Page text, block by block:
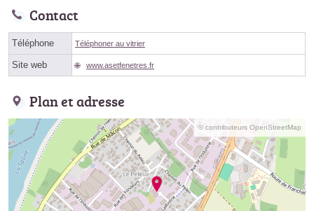
Contact
Téléphone Téléphoner au vitrier
Site web www.asetfenetres.fr
Plan et adresse
© contributeurs OpenStreetMap